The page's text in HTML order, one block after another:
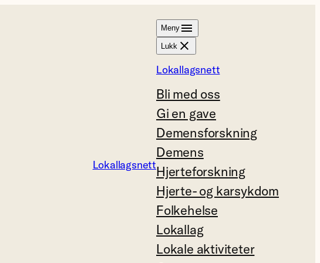
Lokallagsnett
Meny
Lukk
Lokallagsnett
Bli med oss
Gi en gave
Demensforskning
Demens
Hjerteforskning
Hjerte- og karsykdom
Folkehelse
Lokallag
Lokale aktiviteter